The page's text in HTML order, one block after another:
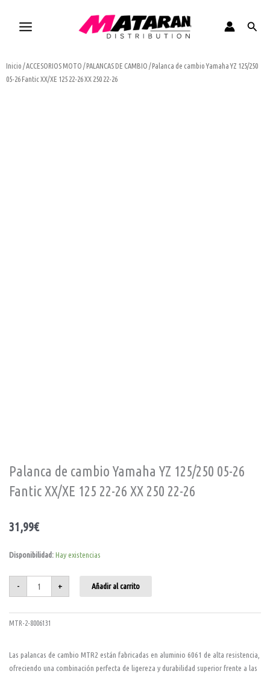
contenido
Inicio /ACCESORIOS MOTO /PALANCAS DE CAMBIO / Palanca de cambio Yamaha YZ 125/250
05-26 Fantic XX/XE 125 22-26 XX 250 22-26
Palanca de cambio Yamaha YZ 125/250 05-26
Fantic XX/XE 125 22-26 XX 250 22-26
31,99€
Disponibilidad:Hay existencias
-
Palanca
de
Yamaha
125/250
05-
Fantic
XX/XE
XX
250
22-
+ Añadir al carrito
MTR-2-8006131
Las palancas de cambio MTR2 están fabricadas en aluminio 6061 de alta resistencia,
ofreciendo una combinación perfecta de ligereza y durabilidad superior frente a las